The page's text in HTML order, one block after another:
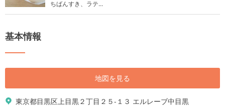
ちばんすき、ラテ...
基本情報
地図を見る
東京都目黒区上目黒２丁目２５-１３ エルレーブ中目黒